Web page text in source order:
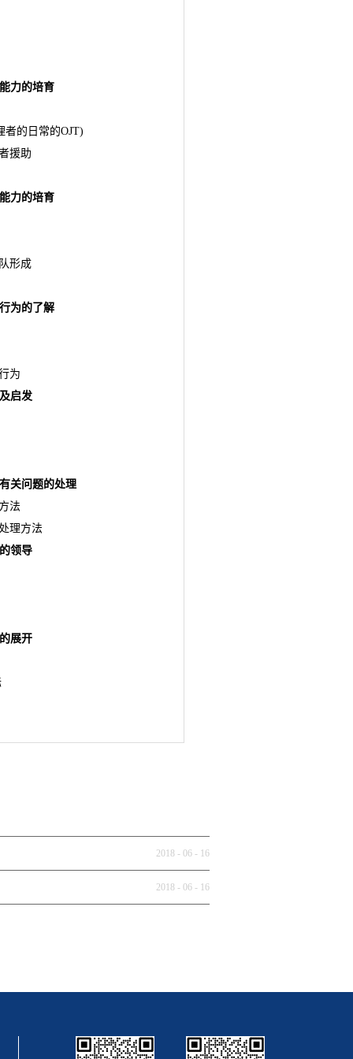
力的培育
者的日常的OJT)
援助
力的培育
形成
为的了解
为
启发
关问题的处理
法
理方法
领导
展开
2018 - 06 - 16
2018 - 06 - 16